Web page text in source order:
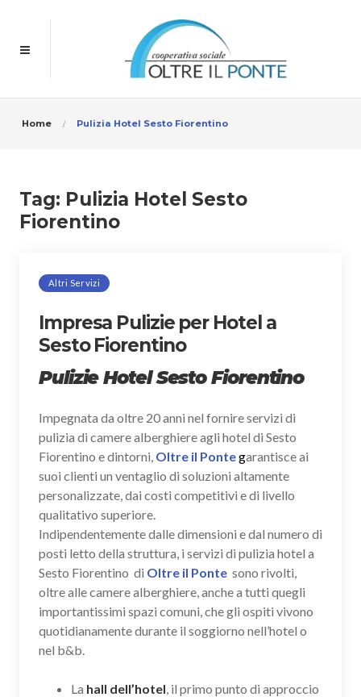
Home Pulizia Hotel Sesto Fiorentino
Tag: Pulizia Hotel Sesto
Fiorentino
Altri Servizi
Impresa Pulizie per Hotel a
Sesto Fiorentino
Pulizie Hotel Sesto Fiorentino
Impegnata da oltre 20 anni nel fornire servizi di
pulizia di camere alberghiere agli hotel di Sesto
Fiorentino e dintorni, Oltre il Pontegarantisce ai
suoi clienti un ventaglio di soluzioni altamente
personalizzate, dai costi competitivi e di livello
qualitativo superiore.
Indipendentemente dalle dimensioni e dal numero di
posti letto della struttura, i servizi di pulizia hotel a
Sesto Fiorentino di Oltre il Ponte sono rivolti,
oltre alle camere alberghiere, anche a tutti quegli
importantissimi spazi comuni, che gli ospiti vivono
quotidianamente durante il soggiorno nell’hotel o
nel b&b.
La hall dell’hotel, il primo punto di approccio